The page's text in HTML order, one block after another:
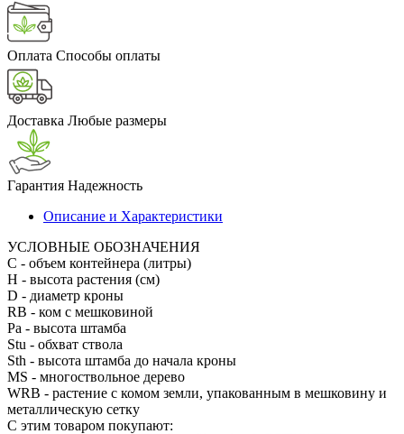
Оплата Способы оплаты
Доставка Любые размеры
Гарантия Надежность
Описание и Характеристики
УСЛОВНЫЕ ОБОЗНАЧЕНИЯ
С - объем контейнера (литры)
H - высота растения (см)
D - диаметр кроны
RB - ком с мешковиной
Pa - высота штамба
Stu - обхват ствола
Sth - высота штамба до начала кроны
MS - многоствольное дерево
WRB - растение с комом земли, упакованным в мешковину и
металлическую сетку
С этим товаром покупают: